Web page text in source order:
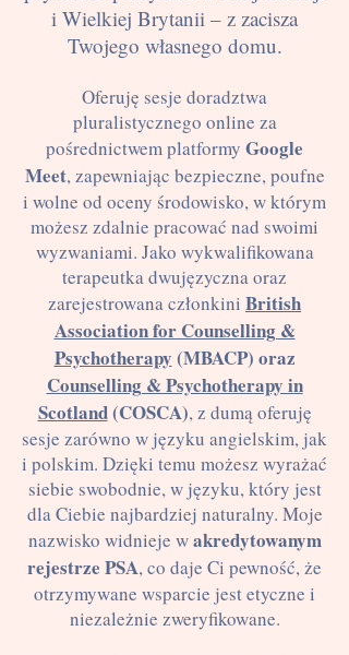
i Wielkiej Brytanii – z zacisza
Twojego własnego domu.
Oferuję sesje doradztwa
pluralistycznego online za
pośrednictwem platformy Google
Meet, zapewniając bezpieczne, poufne
i wolne od oceny środowisko, w którym
możesz zdalnie pracować nad swoimi
wyzwaniami. Jako wykwalifikowana
terapeutka dwujęzyczna oraz
zarejestrowana członkini British
Association for Counselling &
Psychotherapy (MBACP) oraz
Counselling & Psychotherapy in
Scotland(COSCA), z dumą oferuję
sesje zarówno w języku angielskim, jak
i polskim. Dzięki temu możesz wyrażać
siebie swobodnie, w języku, który jest
dla Ciebie najbardziej naturalny. Moje
nazwisko widnieje wakredytowanym
rejestrze PSA, co daje Ci pewność, że
otrzymywane wsparcie jest etyczne i
niezależnie zweryfikowane.